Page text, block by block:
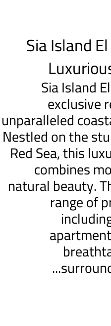
Sia Island
Sia Island
exclusive
unparalleled
Nestled on the
Red Sea, this
combines
natural beauty.
range of